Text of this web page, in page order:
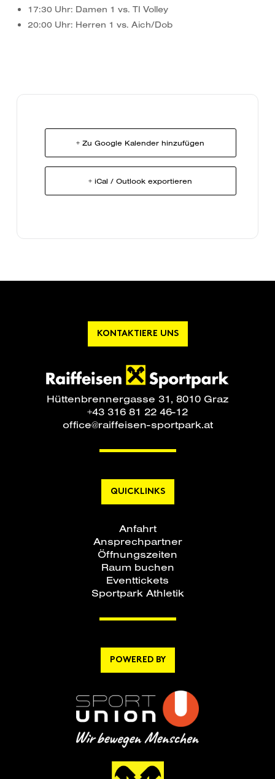
17:30 Uhr: Damen 1 vs. TI Volley
20:00 Uhr: Herren 1 vs. Aich/Dob
+ Zu Google Kalender hinzufügen
+ iCal / Outlook exportieren
KONTAKTIERE UNS
Hüttenbrennergasse 31, 8010 Graz
+43 316 81 22 46-12
office@raiffeisen-sportpark.at
QUICKLINKS
Anfahrt
Ansprechpartner
Öffnungszeiten
Raum buchen
Eventtickets
Sportpark Athletik
POWERED BY